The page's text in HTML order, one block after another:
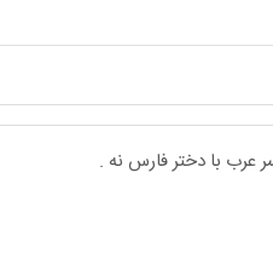
عرب با دختر فارس نه .